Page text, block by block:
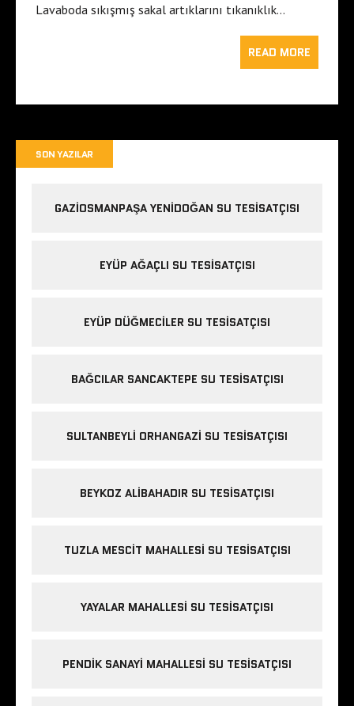
Lavaboda sıkışmış sakal artıklarını tıkanıklık…
READ MORE
SON YAZILAR
GAZIOSMANPAŞA YENIDOĞAN SU TESISATÇISI
EYÜP AĞAÇLI SU TESISATÇISI
EYÜP DÜĞMECILER SU TESISATÇISI
BAĞCILAR SANCAKTEPE SU TESISATÇISI
SULTANBEYLI ORHANGAZI SU TESISATÇISI
BEYKOZ ALIBAHADIR SU TESISATÇISI
TUZLA MESCIT MAHALLESI SU TESISATÇISI
YAYALAR MAHALLESI SU TESISATÇISI
PENDIK SANAYI MAHALLESI SU TESISATÇISI